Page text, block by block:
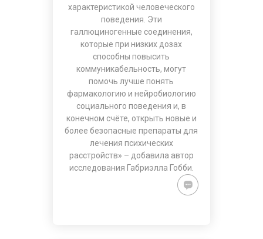
характеристикой человеческого
поведения. Эти
галлюциногенные соединения,
которые при низких дозах
способны повысить
коммуникабельность, могут
помочь лучше понять
фармакологию и нейробиологию
социального поведения и, в
конечном счёте, открыть новые и
более безопасные препараты для
лечения психических
расстройств» – добавила автор
исследования Габриэлла Гобби.